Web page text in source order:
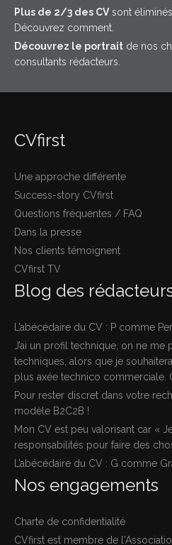
Plus de 2/3 des CVsont
Découvrez comment.
Découvrez le portrait de nos
consultants rédacteurs.
CVfirst
Une approche différente
Success-story CVfirst
Questions fréquentes / FAQ
Dans la presse
Nos clients témoignent
CVfirst TV
Blog des
L’abécédaire du CV : P comme
J’ai un profil technique, on ne
techniques, alors que je
plus axée technico commerciale.
Pour rester discret dans votre
modèle B2C2B !
Mon CV est peu valorisant car «
responsabilités pour faire des
L’abécédaire du CV : G comme
Nos engagements
Charte de confidentialité
CVfirst est membre de